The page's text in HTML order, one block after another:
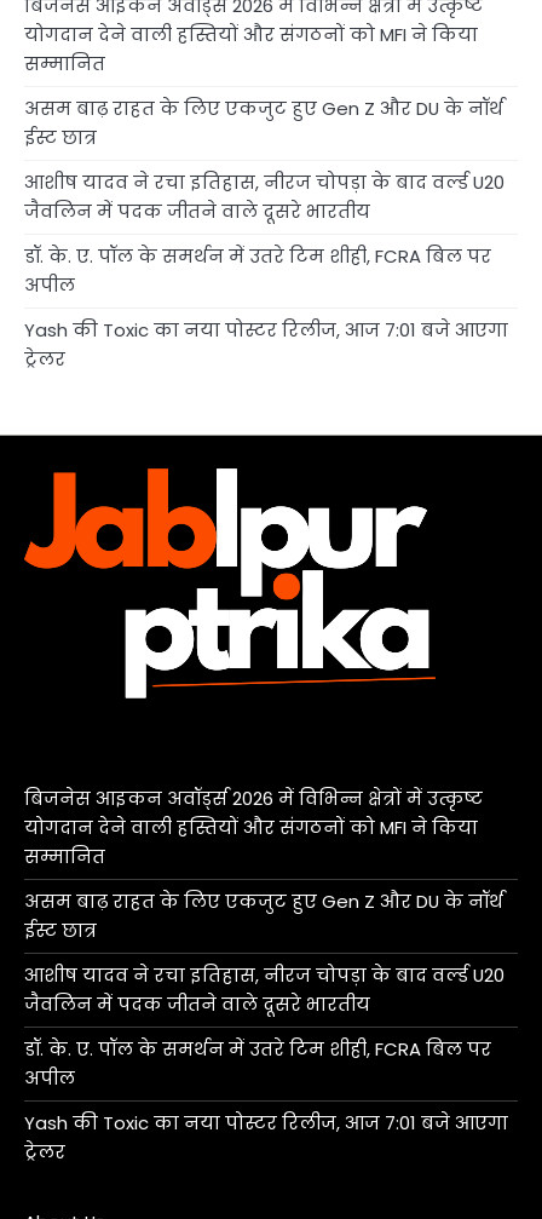
बिजनेस आइकन अवॉर्ड्स 2026 में विभिन्न क्षेत्रों में उत्कृष्ट
योगदान देने वाली हस्तियों और संगठनों को MFI ने किया
सम्मानित
असम बाढ़ राहत के लिए एकजुट हुए Gen Z और DU के नॉर्थ
ईस्ट छात्र
आशीष यादव ने रचा इतिहास, नीरज चोपड़ा के बाद वर्ल्ड U20
जैवलिन में पदक जीतने वाले दूसरे भारतीय
डॉ. के. ए. पॉल के समर्थन में उतरे टिम शीही, FCRA बिल पर
अपील
Yash की Toxic का नया पोस्टर रिलीज, आज 7:01 बजे आएगा
ट्रेलर
बिजनेस आइकन अवॉर्ड्स 2026 में विभिन्न क्षेत्रों में उत्कृष्ट
योगदान देने वाली हस्तियों और संगठनों को MFI ने किया
सम्मानित
असम बाढ़ राहत के लिए एकजुट हुए Gen Z और DU के नॉर्थ
ईस्ट छात्र
आशीष यादव ने रचा इतिहास, नीरज चोपड़ा के बाद वर्ल्ड U20
जैवलिन में पदक जीतने वाले दूसरे भारतीय
डॉ. के. ए. पॉल के समर्थन में उतरे टिम शीही, FCRA बिल पर
अपील
Yash की Toxic का नया पोस्टर रिलीज, आज 7:01 बजे आएगा
ट्रेलर